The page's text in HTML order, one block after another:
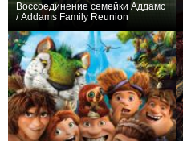
Воссоединение семейки Аддамс
/ Addams Family Reunion